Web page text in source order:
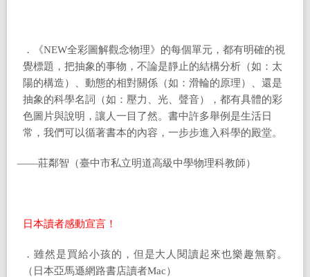
．《NEW全彩圖解觀念物理》的每個單元，都有明確的視
覺標題，把抽象的事物，不論是靜止的結構分析（如：太
陽的構造）、動態的相對關係（如：滑輪的原理）、還是
抽象的科學名詞（如：壓力、光、聲音），都有具體的彩
色圖片與說明，讓人一目了然。書中許多舉例是生活日
常，我們可以循著書本的內容，一步步進入科學的殿堂。
——莊鄰智（臺中市私立明道高級中學物理科教師）
日本讀者感動宣言！
．雖然是買給小孩的，但是大人閱讀起來也樂趣無窮。
（日本亞馬遜網路書店讀者Mac）